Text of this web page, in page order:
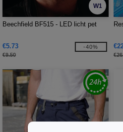
W1
Beechfield BF515 - LED licht pet
€5.73
€9.50
-40%